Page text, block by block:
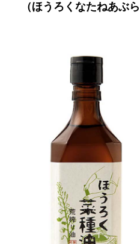
（ほうろくなたねあぶ